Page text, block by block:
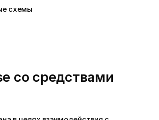
схемы
со средствами